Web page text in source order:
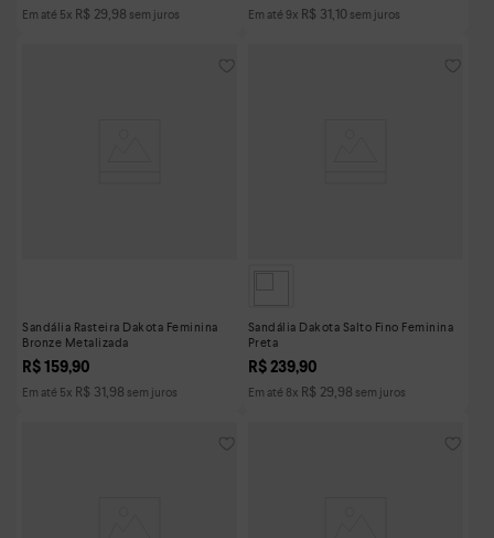
Em até 5x R$ 29,98 sem juros
Em até 9x R$ 31,10sem juros
Sandália Rasteira Dakota Feminina
Bronze Metalizada
R$ 159,90
Em até 5x R$ 31,98 sem juros
Sandália Dakota Salto Fino Feminina
Preta
R$ 239,90
Em até 8x R$ 29,98 sem juros